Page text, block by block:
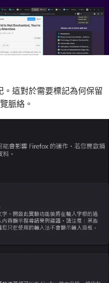
這對於需要標記為何保留
脈絡。